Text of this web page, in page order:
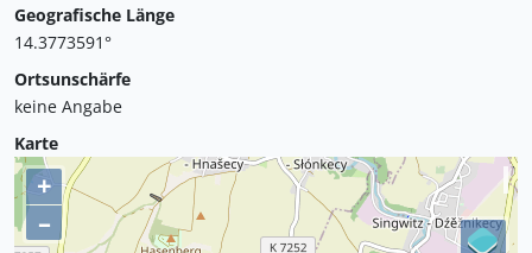
Geografische Länge
14.3773591°
Ortsunschärfe
keine Angabe
Karte
+
–